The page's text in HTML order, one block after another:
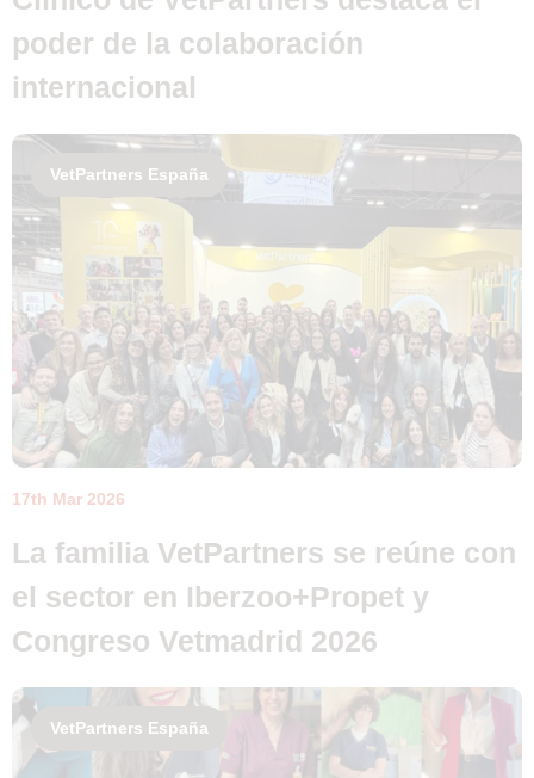
poder de la colaboración
internacional
VetPartners España
17th Mar 2026
La familia VetPartners se reúne con
el sector en Iberzoo+Propet y
Congreso Vetmadrid 2026
VetPartners España